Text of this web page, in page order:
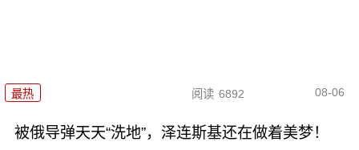
最热 阅读 6892 08-06
被俄导弹天天“洗地”，泽连斯基还在做着美梦！